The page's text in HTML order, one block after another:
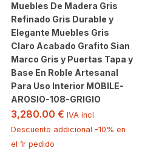
Muebles De Madera Gris
Refinado Gris Durable y
Elegante Muebles Gris
Claro Acabado Grafito Sian
Marco Gris y Puertas Tapa y
Base En Roble Artesanal
Para Uso Interior MOBILE-
AROSIO-108-GRIGIO
3,280.00 € IVA incl.
Descuento addicional -10% en
el 1r pedido